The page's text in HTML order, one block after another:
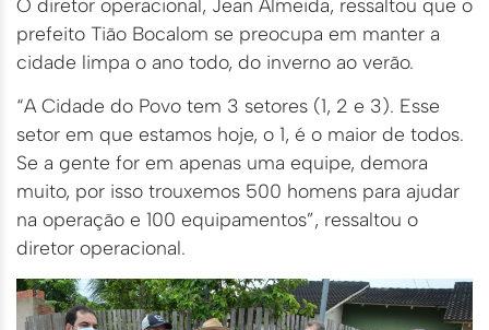
O diretor operacional, Jean Almeida, ressaltou que o
prefeito Tião Bocalom se preocupa em manter a
cidade limpa o ano todo, do inverno ao verão.
“A Cidade do Povo tem 3 setores (1, 2 e 3). Esse
setor em que estamos hoje, o 1, é o maior de todos.
Se a gente for em apenas uma equipe, demora
muito, por isso trouxemos 500 homens para ajudar
na operação e 100 equipamentos”, ressaltou o
diretor operacional.